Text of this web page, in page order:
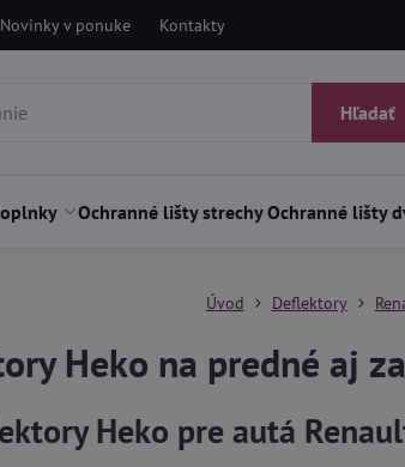
Novinky v ponuke Kontakty
Hľadať
Ochranné lišty strechyOchranné lišty
Úvod Deflektory
Heko na predné aj
Heko pre autá